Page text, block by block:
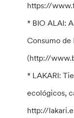
https://
* BIO ALAI:
Consumo de
(http://
* LAKARI:
ecológicos,
http://